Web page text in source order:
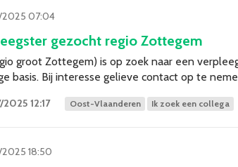
07:04
gezocht regio Zottegem
groot Zottegem) is op zoek naar een
basis. Bij interesse gelieve contact op te
12:17 Oost-Vlaanderen Ik zoek een collega
18:50